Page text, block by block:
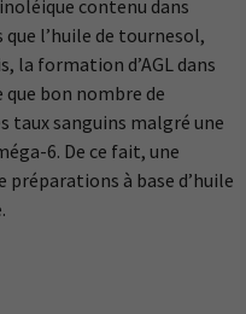
contenu dans
l’huile de tournesol,
la formation d’AGL dans
bon nombre de
taux sanguins malgré une
6. De ce fait, une
préparations à base d’huile